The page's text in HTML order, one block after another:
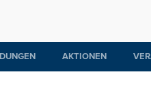
AKTIONEN